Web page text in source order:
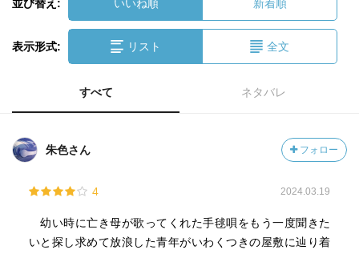
並び替え: いいね順 新着順
表示形式: リスト 全文
すべて ネタバレ
朱色さん フォロー
4 2024.03.19
幼い時に亡き母が歌ってくれた手毬唄をもう一度聞きた
いと探し求めて放浪した青年がいわくつきの屋敷に辿り着